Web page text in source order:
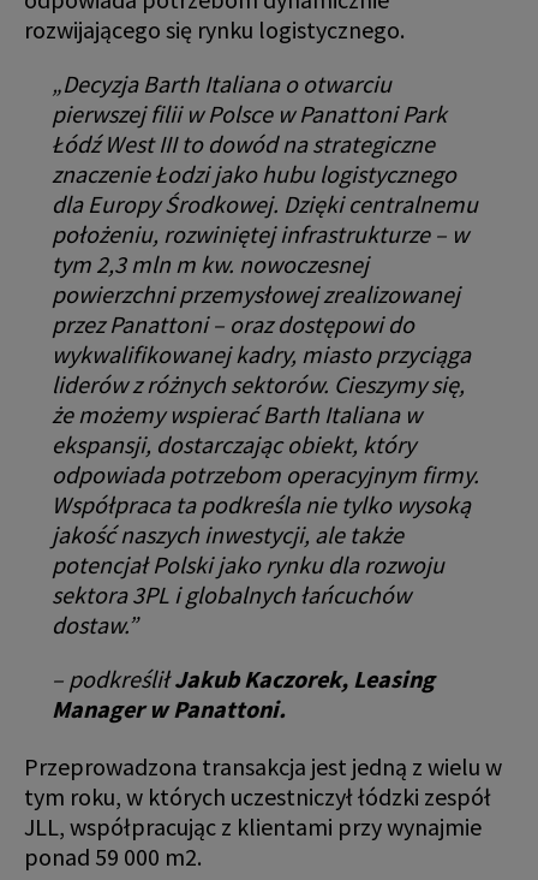
rozwijającego się rynku logistycznego.
„Decyzja Barth Italiana o otwarciu
pierwszej filii w Polsce w Panattoni Park
Łódź West III to dowód na strategiczne
znaczenie Łodzi jako hubu logistycznego
dla Europy Środkowej. Dzięki centralnemu
położeniu, rozwiniętej infrastrukturze – w
tym 2,3 mln m kw. nowoczesnej
powierzchni przemysłowej zrealizowanej
przez Panattoni – oraz dostępowi do
wykwalifikowanej kadry, miasto przyciąga
liderów z różnych sektorów. Cieszymy się,
że możemy wspierać Barth Italiana w
ekspansji, dostarczając obiekt, który
odpowiada potrzebom operacyjnym firmy.
Współpraca ta podkreśla nie tylko wysoką
jakość naszych inwestycji, ale także
potencjał Polski jako rynku dla rozwoju
sektora 3PL i globalnych łańcuchów
dostaw.”
– podkreśliłJakub Kaczorek, Leasing
Manager w Panattoni.
Przeprowadzona transakcja jest jedną z wielu w
tym roku, w których uczestniczył łódzki zespół
JLL, współpracując z klientami przy wynajmie
ponad 59 000 m2.